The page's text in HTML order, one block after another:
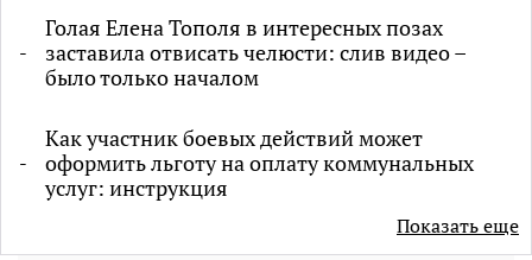
Голая Елена Тополя в интересных позах
заставила отвисать челюсти: слив видео –
было только началом
Как участник боевых действий может
оформить льготу на оплату коммунальных
услуг: инструкция
Показать еще